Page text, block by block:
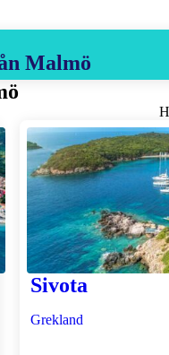
Malmö
Sivota
Grekland